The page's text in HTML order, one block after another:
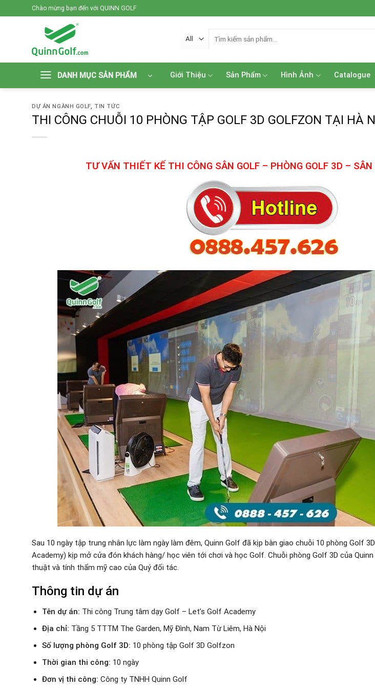
to
Chào mừng bạn đến với QUINN GOLF
DANH MỤC SẢN PHẨM Giới Thiệu Sản Phẩm Hình Ảnh Catalogue
DỰ ÁN NGÀNH GOLF, TIN TỨC
THI CÔNG CHUỖI 10 PHÒNG TẬP GOLF 3D GOLFZON TẠI HÀ
TƯ VẤN THIẾT KẾ THI CÔNG SÂN GOLF – PHÒNG GOLF 3D –
Sau 10 ngày tập trung nhân lực làm ngày làm đêm, Quinn Golf đã kịp bàn giao chuỗi 10 phòng Golf
Academy) kịp mở cửa đón khách hàng/ học viên tới chơi và học Golf. Chuỗi phòng Golf 3D của
thuật và tính thẩm mỹ cao của Quý đối tác.
Thông tin dự án
Tên dự án: Thi công Trung tâm dạy Golf – Let’s Golf Academy
Địa chỉ: Tầng 5 TTTM The Garden, Mỹ Đình, Nam Từ Liêm, Hà Nội
Số lượng phòng Golf 3D: 10 phòng tập Golf 3D Golfzon
Thời gian thi công: 10 ngày
Đơn vị thi công: Công ty TNHH Quinn Golf